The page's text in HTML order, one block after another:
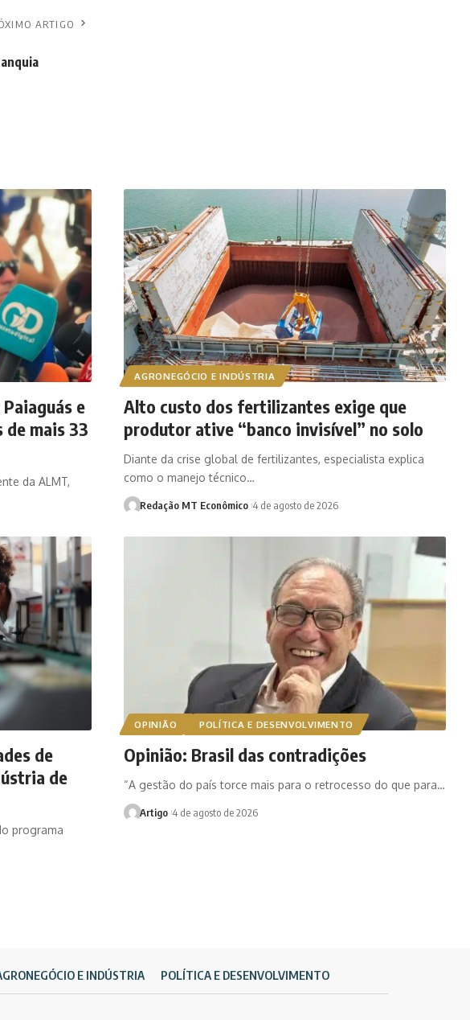
ARTIGO
e
de mais 33
da ALMT,
AGRONEGÓCIO E INDÚSTRIA
Alto custo dos fertilizantes exige que
produtor ative “banco invisível” no solo
Diante da crise global de fertilizantes, especialista explica
como o manejo técnico…
Redação MT Econômico 4 de agosto de 2026
de
de
programa
OPINIÃO POLÍTICA E DESENVOLVIMENTO
Opinião: Brasil das contradições
“A gestão do país torce mais para o retrocesso do que para…
Artigo 4 de agosto de 2026
E INDÚSTRIA POLÍTICA E DESENVOLVIMENTO